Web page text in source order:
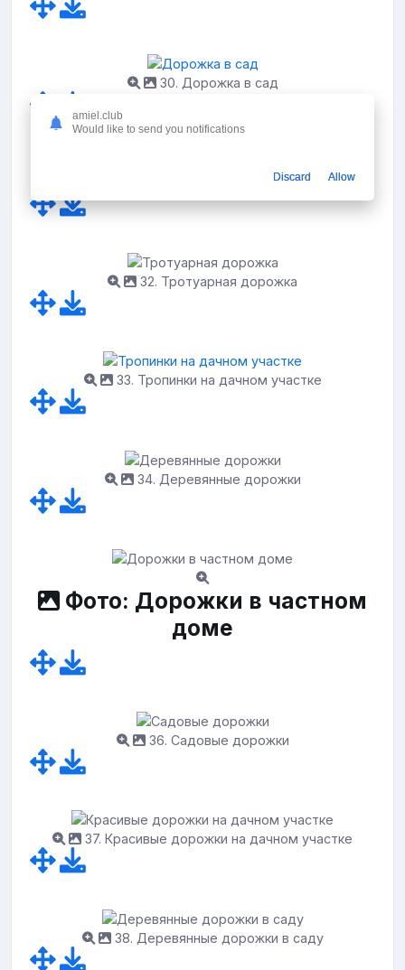
30. Дорожка в сад
31. Газон и дорожки на участке
32. Тротуарная дорожка
33. Тропинки на дачном участке
34. Деревянные дорожки
Фото: Дорожки в частном
доме
36. Садовые дорожки
37. Красивые дорожки на дачном участке
38. Деревянные дорожки в саду
amiel.club
Would like to send you notifications
Discard Allow